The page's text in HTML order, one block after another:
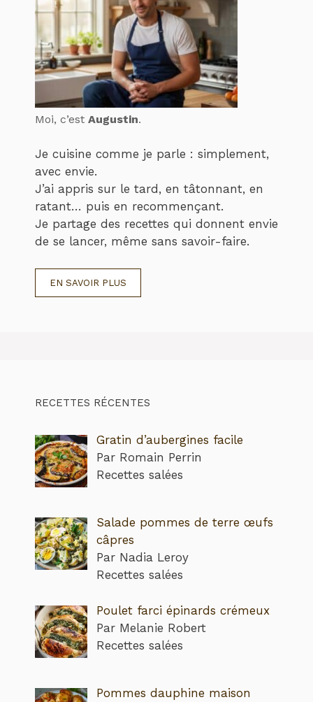
Moi, c’est Augustin.
Je cuisine comme je parle : simplement,
avec envie.
J’ai appris sur le tard, en tâtonnant, en
ratant… puis en recommençant.
Je partage des recettes qui donnent envie
de se lancer, même sans savoir-faire.
EN SAVOIR PLUS
RECETTES RÉCENTES
Gratin d’aubergines facile
Par Romain Perrin
Recettes salées
Salade pommes de terre œufs
câpres
Par Nadia Leroy
Recettes salées
Poulet farci épinards crémeux
Par Melanie Robert
Recettes salées
Pommes dauphine maison